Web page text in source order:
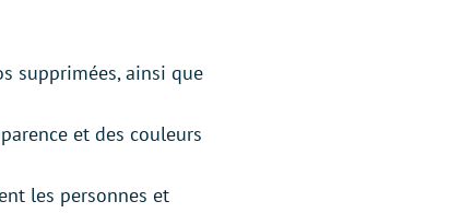
supprimées, ainsi que
et des couleurs
les personnes et